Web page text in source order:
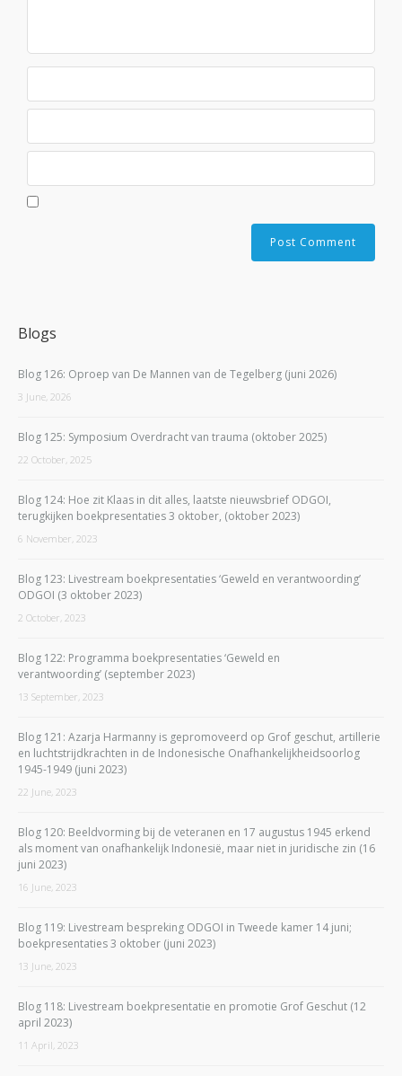
Blogs
Blog 126: Oproep van De Mannen van de Tegelberg (juni 2026)
3 June, 2026
Blog 125: Symposium Overdracht van trauma (oktober 2025)
22 October, 2025
Blog 124: Hoe zit Klaas in dit alles, laatste nieuwsbrief ODGOI,
terugkijken boekpresentaties 3 oktober, (oktober 2023)
6 November, 2023
Blog 123: Livestream boekpresentaties ‘Geweld en verantwoording’
ODGOI (3 oktober 2023)
2 October, 2023
Blog 122: Programma boekpresentaties ‘Geweld en
verantwoording’ (september 2023)
13 September, 2023
Blog 121: Azarja Harmanny is gepromoveerd op Grof geschut, artillerie
en luchtstrijdkrachten in de Indonesische Onafhankelijkheidsoorlog
1945-1949 (juni 2023)
22 June, 2023
Blog 120: Beeldvorming bij de veteranen en 17 augustus 1945 erkend
als moment van onafhankelijk Indonesië, maar niet in juridische zin (16
juni 2023)
16 June, 2023
Blog 119: Livestream bespreking ODGOI in Tweede kamer 14 juni;
boekpresentaties 3 oktober (juni 2023)
13 June, 2023
Blog 118: Livestream boekpresentatie en promotie Grof Geschut (12
april 2023)
11 April, 2023